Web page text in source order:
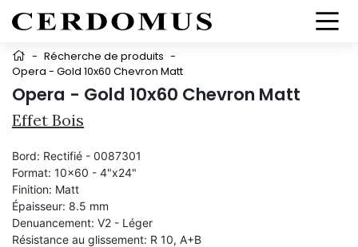
- Récherche de produits -
Opera - Gold 10x60 Chevron Matt
Opera - Gold 10x60 Chevron Matt
Effet Bois
Bord: Rectifié - 0087301
Format: 10x60 - 4"x24"
Finition: Matt
Épaisseur: 8.5 mm
Denuancement: V2 - Léger
Résistance au glissement: R 10, A+B